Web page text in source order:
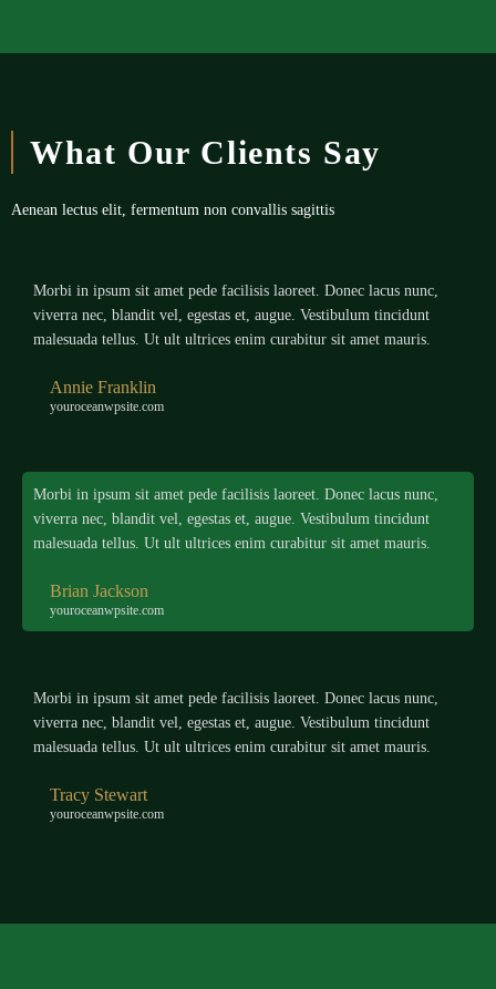
What Our Clients Say
Aenean lectus elit, fermentum non convallis sagittis
Morbi in ipsum sit amet pede facilisis laoreet. Donec lacus nunc,
viverra nec, blandit vel, egestas et, augue. Vestibulum tincidunt
malesuada tellus. Ut ult ultrices enim curabitur sit amet mauris.
Annie Franklin
youroceanwpsite.com
Morbi in ipsum sit amet pede facilisis laoreet. Donec lacus nunc,
viverra nec, blandit vel, egestas et, augue. Vestibulum tincidunt
malesuada tellus. Ut ult ultrices enim curabitur sit amet mauris.
Brian Jackson
youroceanwpsite.com
Morbi in ipsum sit amet pede facilisis laoreet. Donec lacus nunc,
viverra nec, blandit vel, egestas et, augue. Vestibulum tincidunt
malesuada tellus. Ut ult ultrices enim curabitur sit amet mauris.
Tracy Stewart
youroceanwpsite.com